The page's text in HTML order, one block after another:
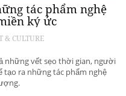
tác phẩm nghệ
ký ức
& CULTURE
những vết sẹo thời gian, người
tạo ra những tác phẩm nghệ